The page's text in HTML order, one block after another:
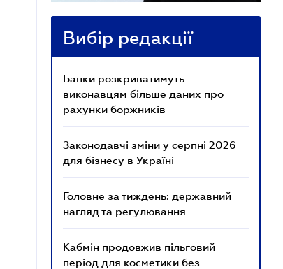
Вибір редакції
Банки розкриватимуть
виконавцям більше даних про
рахунки боржників
Законодавчі зміни у серпні 2026
для бізнесу в Україні
Головне за тиждень: державний
нагляд та регулювання
Кабмін продовжив пільговий
період для косметики без